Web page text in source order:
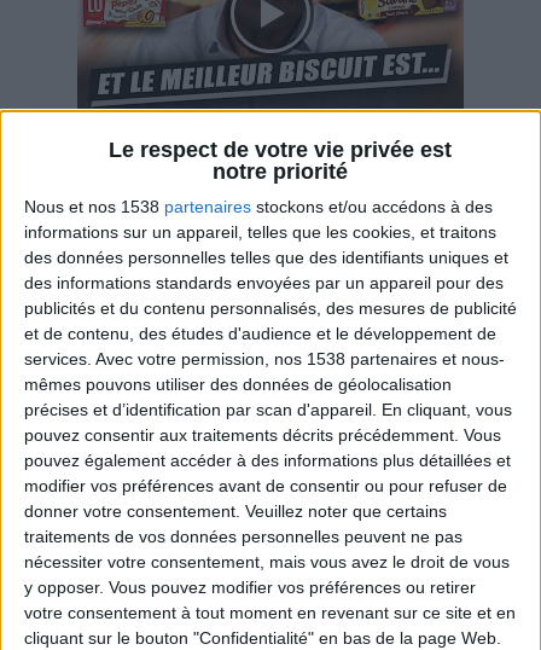
Le respect de votre vie privée est
notre priorité
Nous et nos 1538 partenaires stockons et/ou accédons à des
informations sur un appareil, telles que les cookies, et traitons
des données personnelles telles que des identifiants uniques et
des informations standards envoyées par un appareil pour des
publicités et du contenu personnalisés, des mesures de publicité
et de contenu, des études d'audience et le développement de
services. Avec votre permission, nos 1538 partenaires et nous-
mêmes pouvons utiliser des données de géolocalisation
précises et d’identification par scan d'appareil. En cliquant, vous
pouvez consentir aux traitements décrits précédemment. Vous
pouvez également accéder à des informations plus détaillées et
modifier vos préférences avant de consentir ou pour refuser de
donner votre consentement. Veuillez noter que certains
traitements de vos données personnelles peuvent ne pas
nécessiter votre consentement, mais vous avez le droit de vous
y opposer. Vous pouvez modifier vos préférences ou retirer
votre consentement à tout moment en revenant sur ce site et en
cliquant sur le bouton "Confidentialité" en bas de la page Web.
Savane, LU, Pepito, Harrys... Que valent vraiment
ces gâteaux ?
Webinaires en direct Voir tout
Peut-on remplacer la viande par des féculents ?
Consultation diététique du 05/08/2026